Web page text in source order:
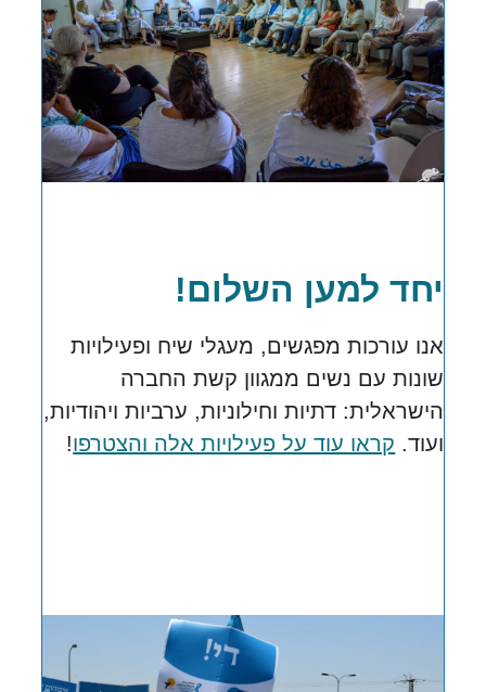
יחד למען השלום!
אנו עורכות מפגשים, מעגלי שיח ופעילויות
שונות עם נשים ממגוון קשת החברה
הישראלית: דתיות וחילוניות, ערביות ויהודיות,
ועוד. קראו עוד על פעילויות אלה והצטרפו!